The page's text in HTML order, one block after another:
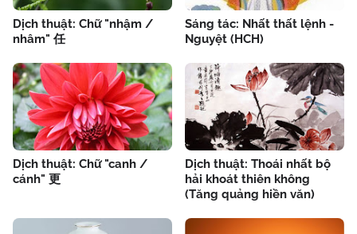
Dịch thuật: Chữ "nhậm /
nhâm" 任
Sáng tác: Nhất thất lệnh -
Nguyệt (HCH)
Dịch thuật: Chữ "canh /
cánh" 更
Dịch thuật: Thoái nhất bộ
hải khoát thiên không
(Tăng quảng hiền văn)